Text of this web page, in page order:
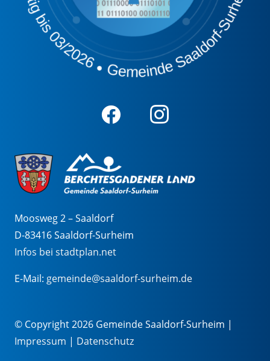
Moosweg 2 – Saaldorf
D-83416 Saaldorf-Surheim
Infos bei stadtplan.net
E-Mail: gemeinde@saaldorf-surheim.de
© Copyright 2026 Gemeinde Saaldorf-Surheim |
Impressum | Datenschutz